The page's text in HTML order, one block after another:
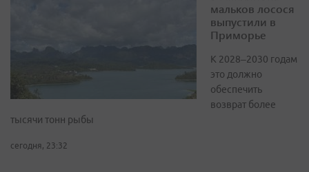
мальков лосося
выпустили в
Приморье
К 2028–2030 годам
это должно
обеспечить
возврат более
тысячи тонн рыбы
сегодня, 23:32